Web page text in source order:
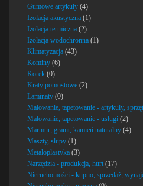
Gumowe artykuły (4)
Izolacja akustyczna (1)
Izolacja termiczna (2)
Izolacja wodochronna (1)
Klimatyzacja (43)
Kominy (6)
Korek (0)
Kraty pomostowe (2)
Laminaty (0)
Malowanie, tapetowanie - artykuły, sprzęt
Malowanie, tapetowanie - usługi (2)
Marmur, granit, kamień naturalny (4)
Maszty, słupy (1)
Metaloplastyka (3)
Narzędzia - produkcja, hurt (17)
Nieruchomości - kupno, sprzedaż,